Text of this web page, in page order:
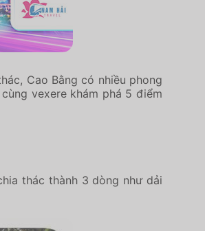
Cao Bằng có nhiều phong
vexere khám phá 5 điểm
thác thành 3 dòng như dải